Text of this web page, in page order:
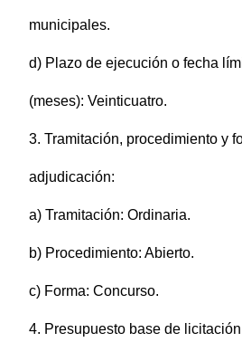
municipales.
d) Plazo de ejecución o fecha
(meses): Veinticuatro.
3. Tramitación, procedimiento y
adjudicación:
a) Tramitación: Ordinaria.
b) Procedimiento: Abierto.
c) Forma: Concurso.
4. Presupuesto base de